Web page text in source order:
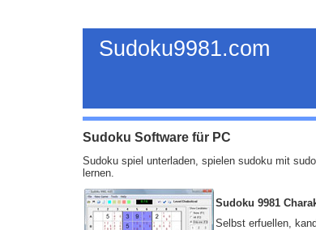
Sudoku9981.com
Sudoku Software für PC
Sudoku spiel unterladen, spielen sudoku mit
lernen.
Sudoku 9981
Selbst erfuellen,